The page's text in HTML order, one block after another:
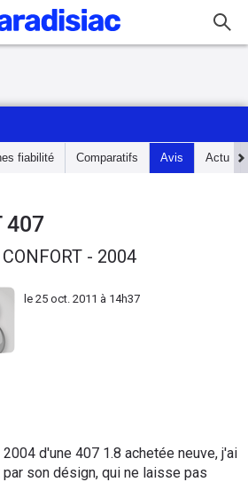
fiabilité Comparatifs Avis Actu
407
- 2004
le 25 oct. 2011 à 14h37
d'une 407 1.8 achetée neuve, j'ai
son désign, qui ne laisse pas